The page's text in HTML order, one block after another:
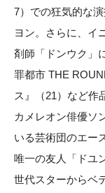
7）での狂気的な
ヨン。さらに、イ
剤師「ドンウク」
罪都市 THE
ス』（21）など作
カメレオン俳優ソ
いる芸術団のエー
唯一の友人「ドユ
世代スターからベ